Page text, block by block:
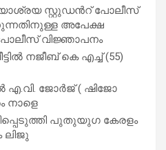
സ്റ്റുഡന്‍റ് പോലീസ്
അപേക്ഷ
വിജ്ഞാപനം
നജീബ് കെ എച്ച് (55)
എ.​വി. ജോ​ർ​ജ് ( ഷിജോ
നാളെ
പുതുയുഗ കേരളം
ലിജു